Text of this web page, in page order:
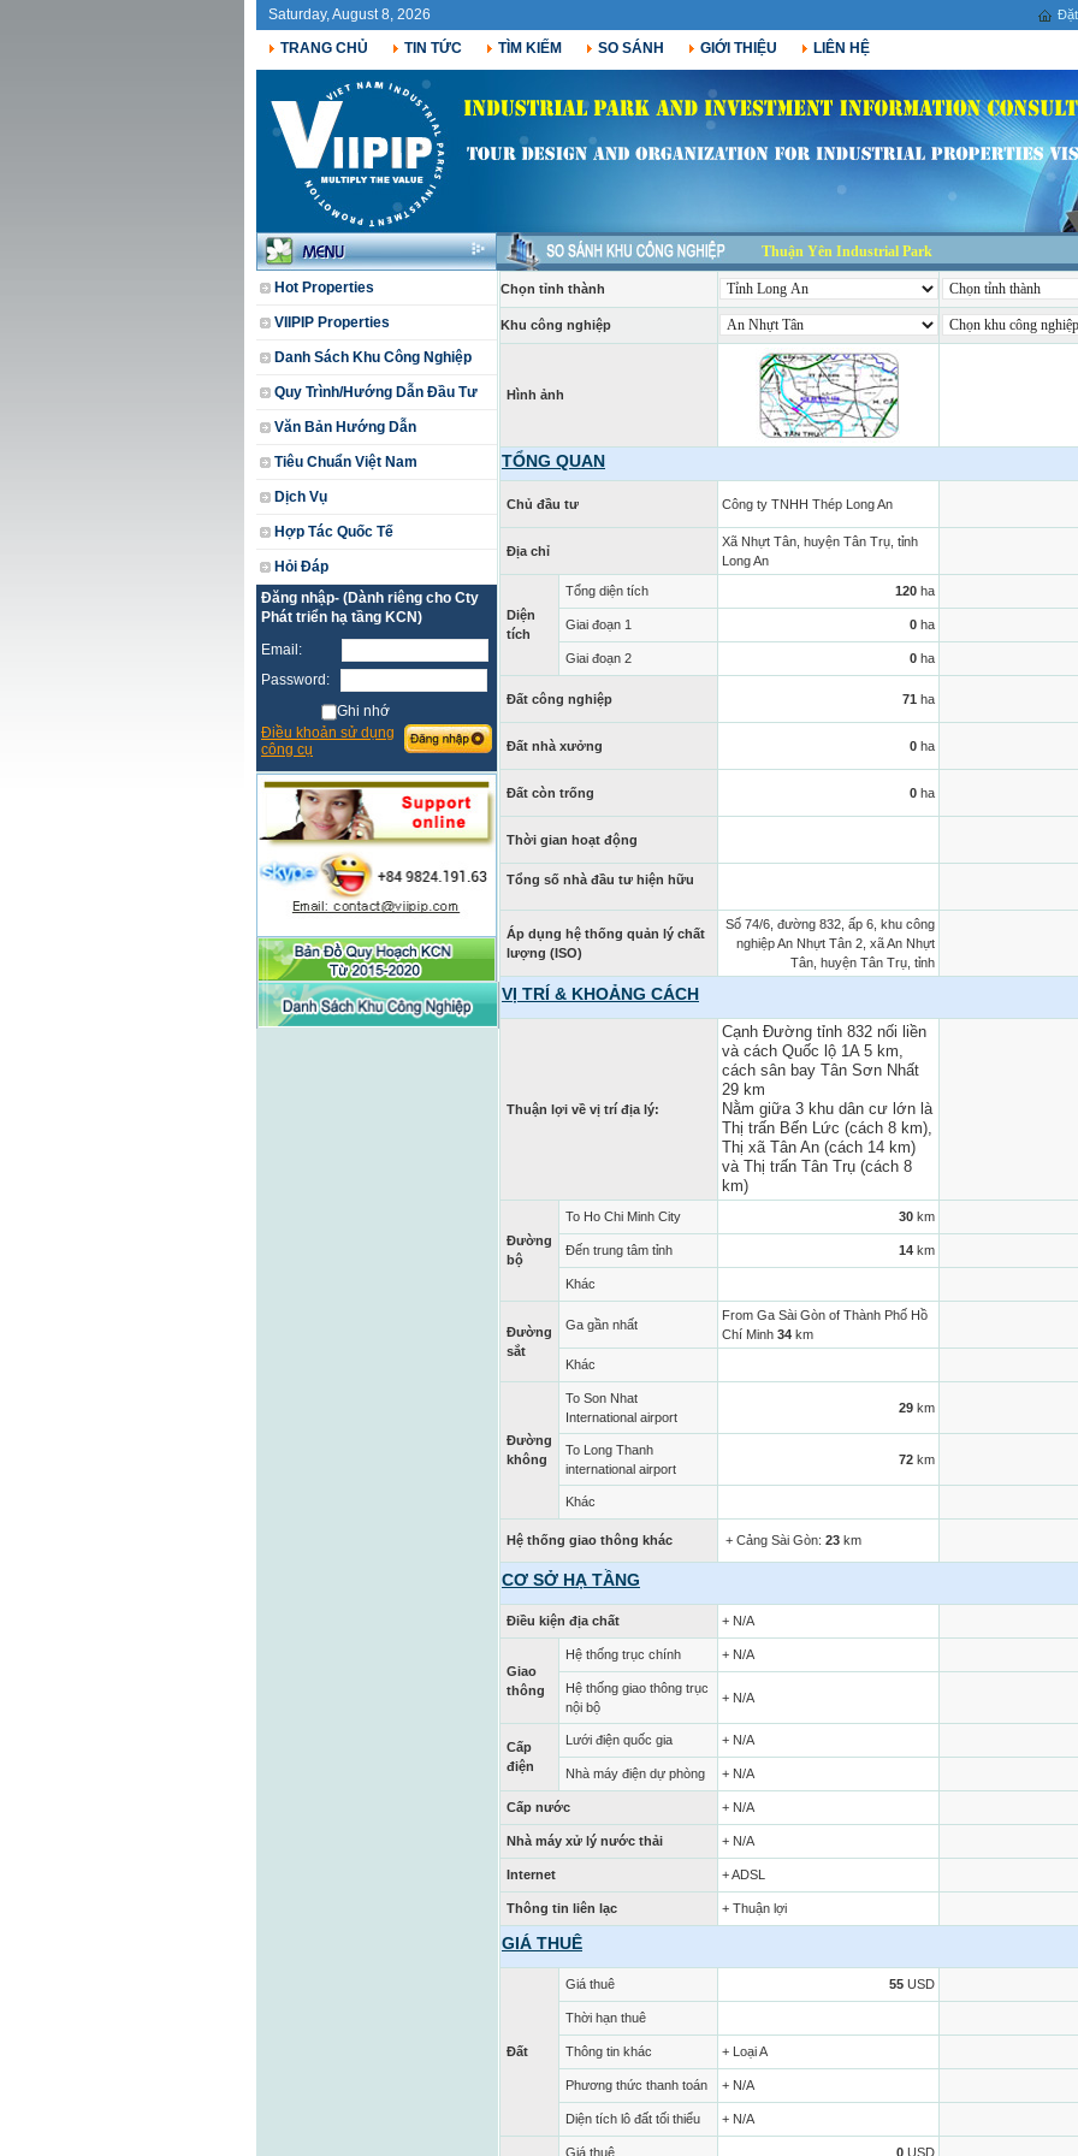
Saturday, August 8, 2026
TRANG CHỦ TIN TỨC TÌM KIẾM SO SÁNH GIỚI THIỆU LIÊN HỆ
Hot Properties
VIIPIP Properties
Danh Sách Khu Công Nghiệp
Quy Trình/Hướng Dẫn Đầu Tư
Văn Bản Hướng Dẫn
Tiêu Chuẩn Việt Nam
Dịch Vụ
Hợp Tác Quốc Tế
Hỏi Đáp
Đăng nhập- (Dành riêng cho Cty
Phát triển hạ tầng KCN)
Email:
Password:
Ghi nhớ
Điều khoản sử dụng
công cụ
Thuận Yên Industrial Park
Chọn tỉnh thành
Khu công nghiệp
Hình ảnh
TỔNG QUAN
Chủ đầu tư Công ty TNHH Thép Long An
Địa chỉ
Xã Nhựt Tân, huyện Tân Trụ, tỉnh
Long An
Diện
tích
Tổng diện tích 120 ha
Giai đoạn 1 0 ha
Giai đoạn 2 0 ha
Đất công nghiệp 71 ha
Đất nhà xưởng 0 ha
Đất còn trống 0 ha
Thời gian hoạt động
Tổng số nhà đầu tư hiện hữu
Áp dụng hệ thống quản lý chất
lượng (ISO)
Số 74/6, đường 832, ấp 6, khu công
nghiệp An Nhựt Tân 2, xã An Nhựt
Tân, huyện Tân Trụ, tỉnh
VỊ TRÍ & KHOẢNG CÁCH
Thuận lợi về vị trí địa lý:
Cạnh Đường tỉnh 832 nối liền
và cách Quốc lộ 1A 5 km,
cách sân bay Tân Sơn Nhất
29 km
Nằm giữa 3 khu dân cư lớn là
Thị trấn Bến Lức (cách 8 km),
Thị xã Tân An (cách 14 km)
và Thị trấn Tân Trụ (cách 8
km)
Đường
bộ
To Ho Chi Minh City 30 km
Đến trung tâm tỉnh 14 km
Khác
Đường
sắt
Ga gần nhất
From Ga Sài Gòn of Thành Phố Hồ
Chí Minh 34 km
Khác
Đường
không
To Son Nhat
International airport
29 km
To Long Thanh
international airport
72 km
Khác
Hệ thống giao thông khác + Cảng Sài Gòn: 23 km
CƠ SỞ HẠ TẦNG
Điều kiện địa chất + N/A
Giao
thông
Hệ thống trục chính + N/A
Hệ thống giao thông trục
nội bộ
+ N/A
Cấp
điện
Lưới điện quốc gia + N/A
Nhà máy điện dự phòng + N/A
Cấp nước + N/A
Nhà máy xử lý nước thải + N/A
Internet + ADSL
Thông tin liên lạc + Thuận lợi
GIÁ THUÊ
Đất
Giá thuê 55 USD
Thời hạn thuê
Thông tin khác + Loại A
Phương thức thanh toán + N/A
Diện tích lô đất tối thiểu + N/A
Giá thuê 0 USD